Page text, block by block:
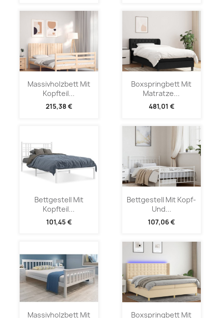
Massivholzbett Mit
Kopfteil...
215,38 €
Boxspringbett Mit
Matratze...
481,01 €
Bettgestell Mit
Kopfteil...
101,45 €
Bettgestell Mit Kopf-
Und...
107,06 €
Massivholzbett Mit Boxspringbett Mit